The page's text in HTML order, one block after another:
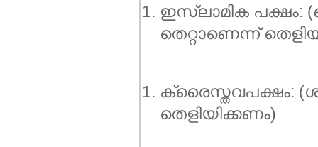
ഇസ്ലാമിക പക്ഷം:
തെറ്റാണെന്ന്
ക്രൈസ്തവപക്ഷം:
തെളിയിക്കണം)